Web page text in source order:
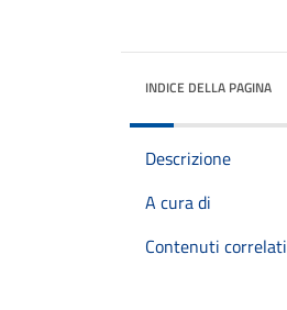
INDICE DELLA PAGINA
Descrizione
A cura di
Contenuti correlati